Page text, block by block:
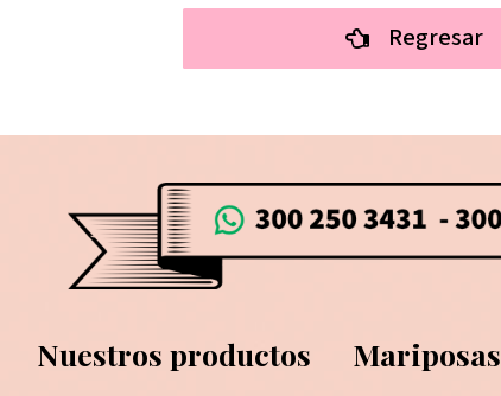
Regresar
Nuestros productos Mariposas